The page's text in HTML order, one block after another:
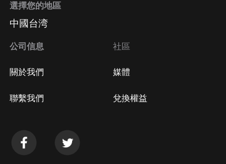
選擇您的地區
中國台湾
公司信息
關於我們
聯繫我們
社區
媒體
兌換權益